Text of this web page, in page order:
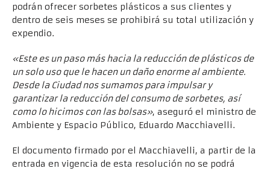
podrán ofrecer sorbetes plásticos a sus clientes y
dentro de seis meses se prohibirá su total utilización y
expendio.
«Este es un paso más hacia la reducción de plásticos de
un solo uso que le hacen un daño enorme al ambiente.
Desde la Ciudad nos sumamos para impulsar y
garantizar la reducción del consumo de sorbetes, así
como lo hicimos con las bolsas», aseguró el ministro de
Ambiente y Espacio Público, Eduardo Macchiavelli.
El documento firmado por el Macchiavelli, a partir de la
entrada en vigencia de esta resolución no se podrá